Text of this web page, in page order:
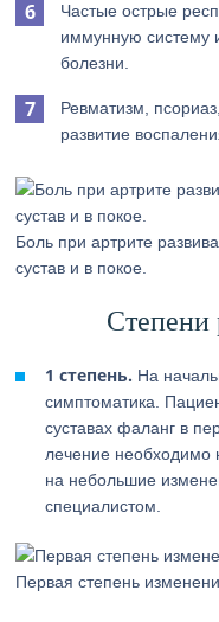
Частые острые
иммунную систему
болезни.
Ревматизм,
развитие
Боль при артрите
сустав и в покое.
Степени
1 степень. На
симптоматика.
суставах фаланг в
лечение необходимо
на небольшие
специалистом.
Первая степень